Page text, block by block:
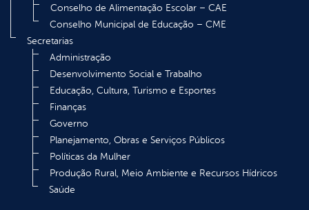
Conselho de Alimentação Escolar – CAE
Conselho Municipal de Educação – CME
Secretarias
Administração
Desenvolvimento Social e Trabalho
Educação, Cultura, Turismo e Esportes
Finanças
Governo
Planejamento, Obras e Serviços Públicos
Políticas da Mulher
Produção Rural, Meio Ambiente e Recursos Hídricos
Saúde